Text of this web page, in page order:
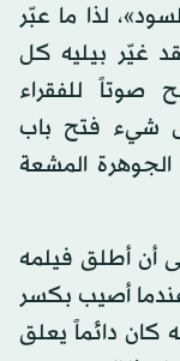
لذا ما عبّر
غيّر بيليه كل
صوتاً للفقراء
شيء فتح باب
المشعة
أن أطلق فيلمه
أصيب بكسر
كان دائماً يعلق